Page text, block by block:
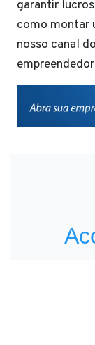
garantir
como montar
nosso canal do